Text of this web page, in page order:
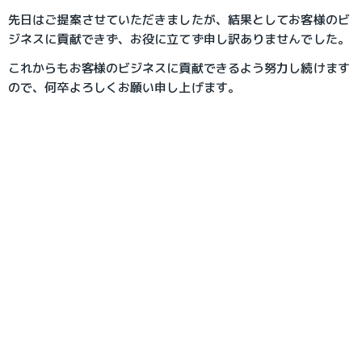
先日はご提案させていただきましたが、結果としてお客様のビ
ジネスに貢献できず、お役に立てず申し訳ありませんでした。
これからもお客様のビジネスに貢献できるよう努力し続けます
ので、何卒よろしくお願い申し上げます。